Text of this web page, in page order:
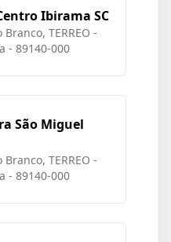
Ibirama SC
TERREO -
- 89140-000
São Miguel
TERREO -
- 89140-000